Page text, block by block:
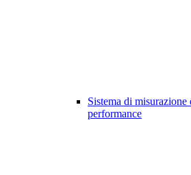
Sistema di misurazione
performance